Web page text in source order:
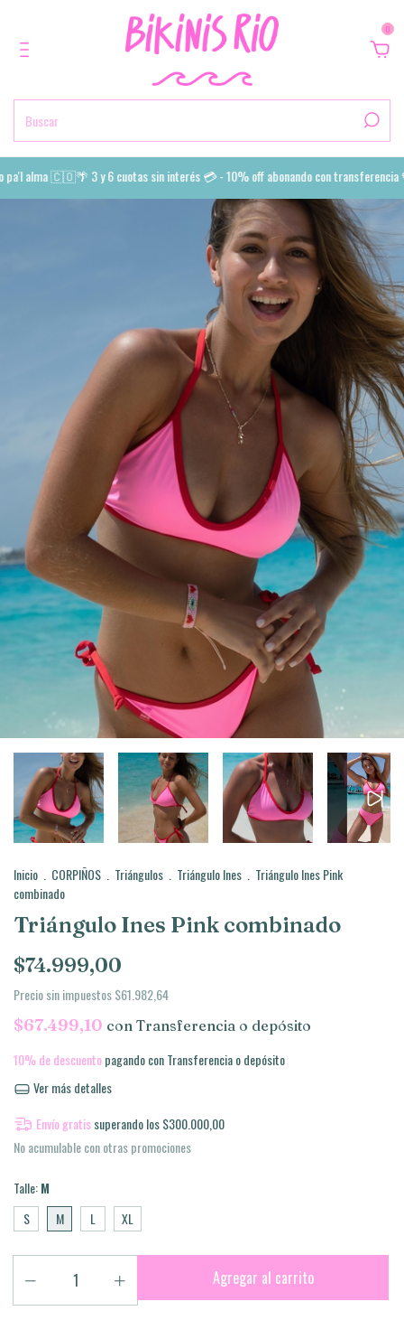
0
alma 🇨🇴🌴 3 y 6 cuotas sin interés 💳 - 10% off abonando con transferencia
Inicio . CORPIÑOS . Triángulos . Triángulo Ines . Triángulo Ines Pink
combinado
Triángulo Ines Pink combinado
$74.999,00
Precio sin impuestos$61.982,64
$67.499,10 con Transferencia o depósito
10% de descuentopagando con Transferencia o depósito
Ver más detalles
Envío gratissuperando los$300.000,00
No acumulable con otras promociones
Talle:M
S
M L XL